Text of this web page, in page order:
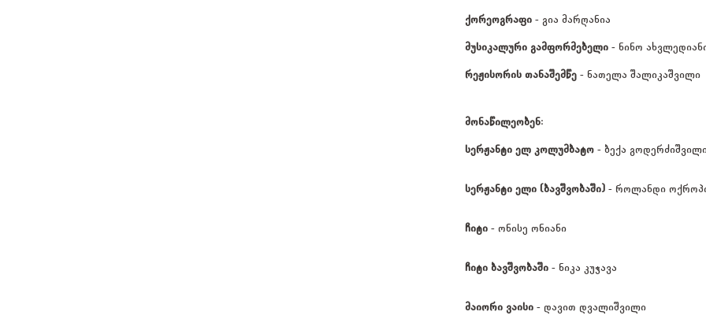
ქორეოგრაფი- გია მარღანია
მუსიკალური გამფორმებელი- ნინო
რეჟისორის თანაშემწე- ნათელა შალიკაშვილი
მონაწილეობენ:
სერჟანტი ელ კოლუმბატო- ბექა
სერჟანტი ელი (ბავშვობაში)- როლანდი
ჩიტი- ონისე ონიანი
ჩიტი ბავშვობაში- ნიკა კუჭავა
მაიორი ვაისი- დავით დვალიშვილი